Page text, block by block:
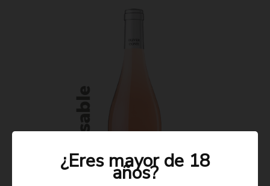
¿Eres mayor de 18
años?